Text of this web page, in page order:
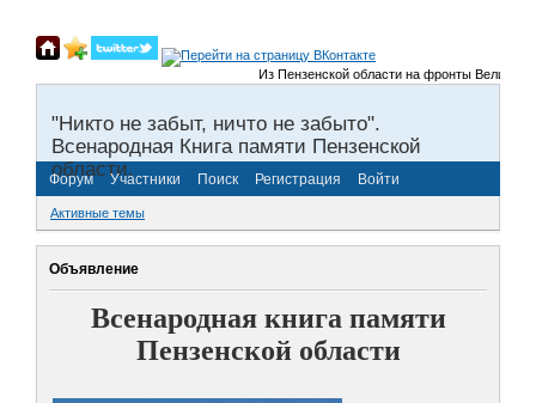
Из Пензенской области на фронты Великой
"Никто не забыт, ничто не забыто".
Всенародная Книга памяти Пензенской
области.
Форум Участники Поиск Регистрация Войти
Активные темы
Объявление
Всенародная книга памяти
Пензенской области